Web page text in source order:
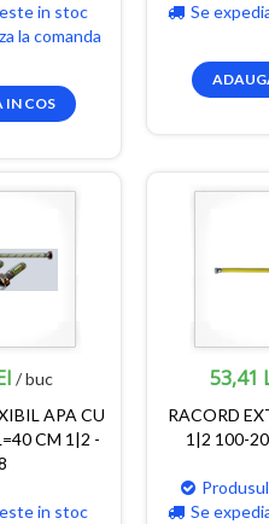
in stoc
la comanda
IN COS
Se
/ buc
APA CU
CM 1|2 -
in stoc
53,41
RACORD
1|2 100-
Se